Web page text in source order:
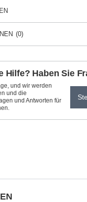
(0)
Hilfe? Haben Sie
und wir werden
und die
und Antworten für